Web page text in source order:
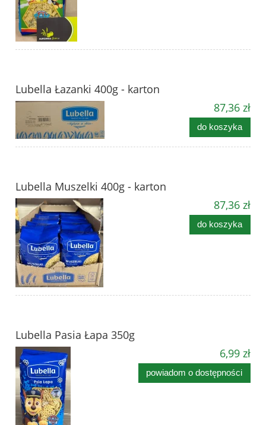
Lubella Łazanki 400g - karton
87,36 zł
do koszyka
Lubella Muszelki 400g - karton
87,36 zł
do koszyka
Lubella Pasia Łapa 350g
6,99 zł
powiadom o dostępności